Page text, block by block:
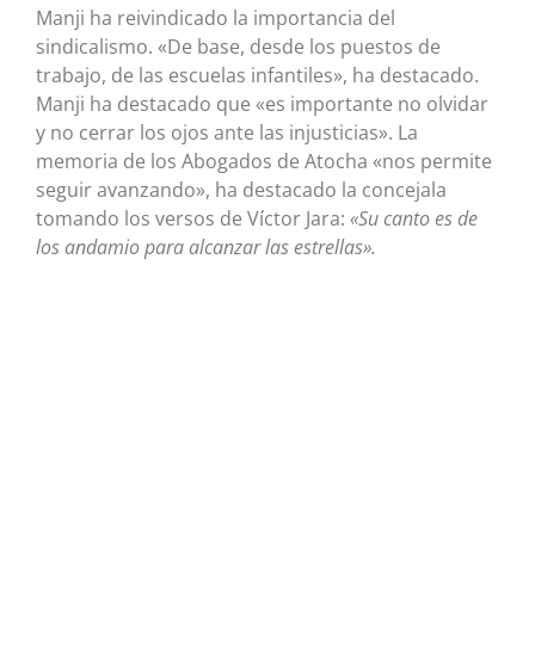
Manji ha reivindicado la importancia del
sindicalismo. «De base, desde los puestos de
trabajo, de las escuelas infantiles», ha destacado.
Manji ha destacado que «es importante no olvidar
y no cerrar los ojos ante las injusticias». La
memoria de los Abogados de Atocha «nos permite
seguir avanzando», ha destacado la concejala
tomando los versos de Víctor Jara: «Su canto es de
los andamio para alcanzar las estrellas».